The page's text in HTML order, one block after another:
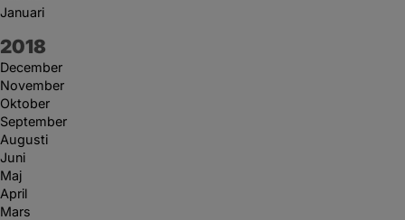
Januari
År:
2018
December
November
Oktober
September
Augusti
Juni
Maj
April
Mars